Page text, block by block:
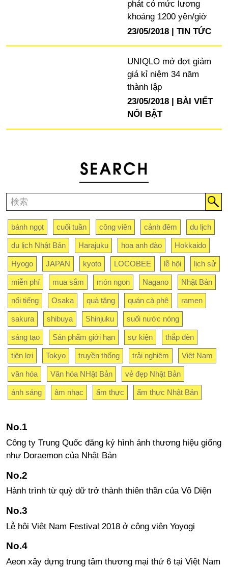
phát có mức lương
khoảng 1200 yên/giờ
23/05/2018
TIN TỨC
UNIQLO mở đợt giảm
giá kỉ niệm 34 năm
thành lập
23/05/2018
BÀI VIẾT
NỔI BẬT
bánh ngọt cuối tuần công viên cảnh đêm du lịch
du lịch Nhật Bản Harajuku hoa anh đào Hokkaido
Hyogo JAPAN kyoto LOCOBEE lễ hội lịch sử
miễn phí mua sắm món ngon Nagano Nhật Bản
nổi tiếng Osaka quà tặng quán cà phê ramen
sakura shibuya Shinjuku suối nước nóng
sáng tạo Sản phẩm giới hạn sự kiện thắp đèn
tiện lợi Tokyo truyền thống trải nghiệm Việt Nam
văn hóa Văn hóa NHật Bản vẻ đẹp Nhật Bản
ánh sáng âm nhạc ẩm thực ẩm thực Nhật Bản
Công ty Trung Quốc đăng ký hình ảnh thương hiệu giống
như Doraemon của Nhật Bản
Hành trình từ quỷ dữ trở thành thiên thần của Vô Diện
Lễ hội Việt Nam Festival 2018 ở công viên Yoyogi
Aeon xây dựng trung tâm thương mại thứ 6 tại Việt Nam